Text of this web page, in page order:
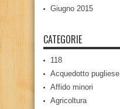
Giugno 2015
CATEGORIE
118
Acquedotto pugliese
Affido minori
Agricoltura